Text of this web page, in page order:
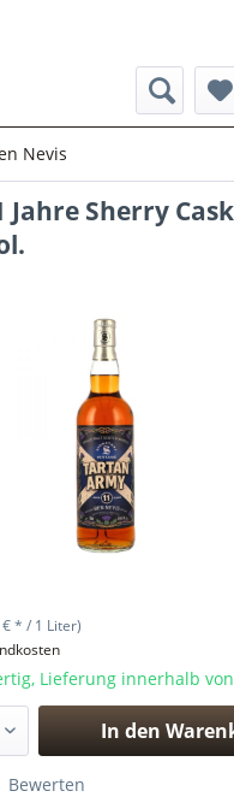
Nevis
Jahre Sherry
* / 1 Liter)
Lieferung innerhalb
In den
Bewerten